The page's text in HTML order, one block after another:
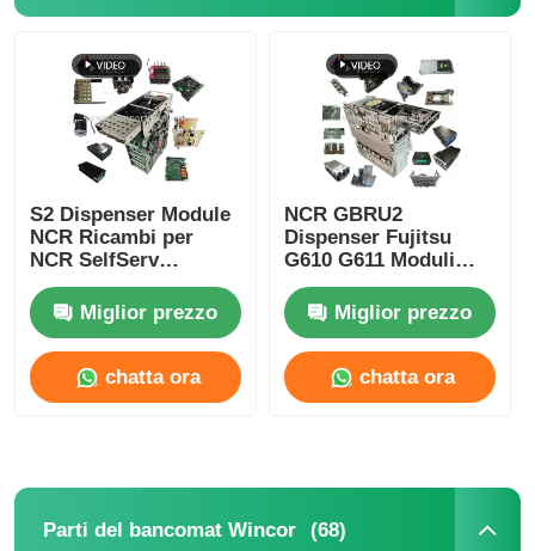
contatore della fattura
Stampante della carta
macchina POS
Ricambi ATM
Bancomat
S2 Dispenser Module
NCR Ricambi per
NCR SelfServ
Bancomat Chioschi
bancariMiglior prezzo
chatta ora
NCR GBRU2
Dispenser Fujitsu
G610 G611 Moduli
ATM Ricambi
Miglior prezzo
chatta ora
Parti del bancomat Wincor (68)